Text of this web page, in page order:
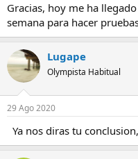
Gracias, hoy me ha
semana para hacer
Lugape
Olympista Habitual
29 Ago 2020
Ya nos diras tu